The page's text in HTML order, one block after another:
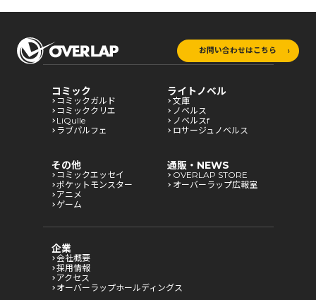
お問い合わせはこちら
コミック
コミックガルド
コミッククリエ
LiQulle
ラブパルフェ
ライトノベル
文庫
ノベルス
ノベルスf
ロサージュノベルス
その他
コミックエッセイ
ポケットモンスター
アニメ
ゲーム
通販・NEWS
OVERLAP STORE
オーバーラップ広報室
企業
会社概要
採用情報
アクセス
オーバーラップホールディングス